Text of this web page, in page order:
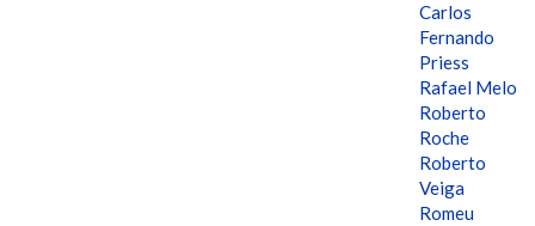
Carlos
Fernando
Priess
Rafael Melo
Roberto
Roche
Roberto
Veiga
Romeu